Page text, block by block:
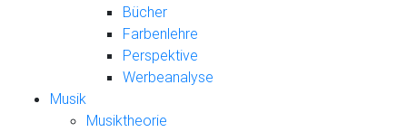
Bücher
Farbenlehre
Perspektive
Werbeanalyse
Musik
Musiktheorie